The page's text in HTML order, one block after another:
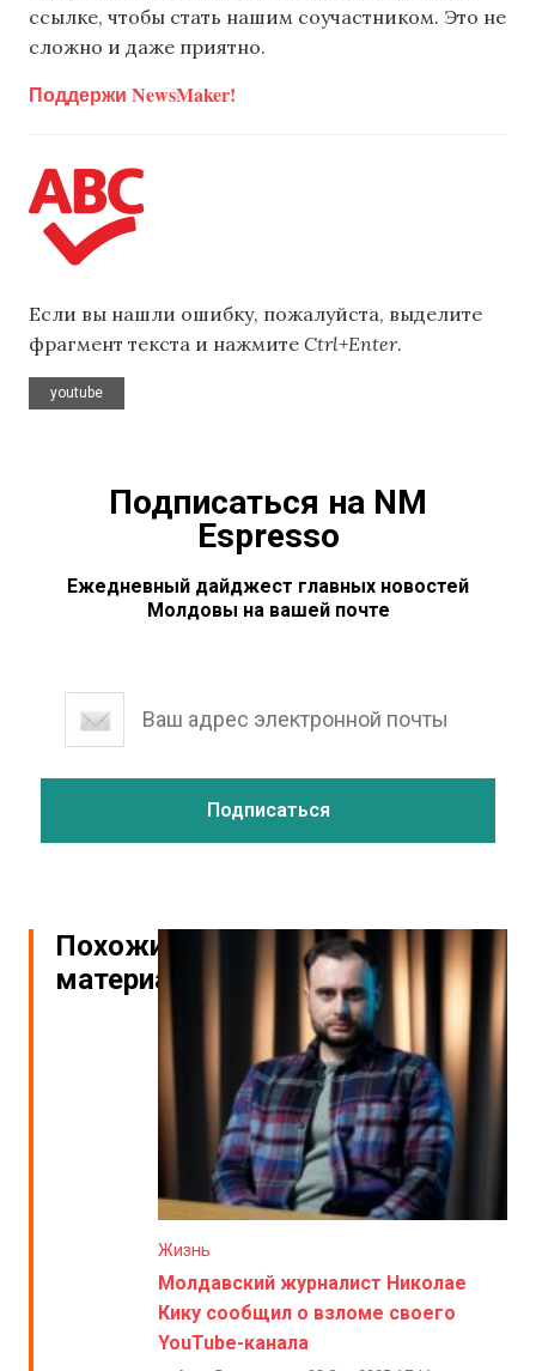
ссылке, чтобы стать нашим соучастником. Это не
сложно и даже приятно.
Поддержи NewsMaker!
Если вы нашли ошибку, пожалуйста, выделите
фрагмент текста и нажмите Ctrl+Enter.
youtube
Подписаться на NM
Espresso
Ежедневный дайджест главных новостей
Молдовы на вашей почте
Похожие
материалы
Жизнь
Молдавский журналист Николае
Кику сообщил о взломе своего
YouTube-канала